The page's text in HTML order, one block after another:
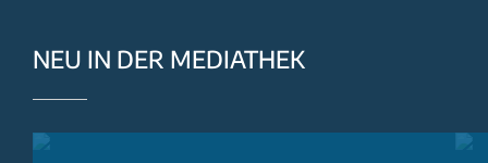
NEU IN DER MEDIATHEK